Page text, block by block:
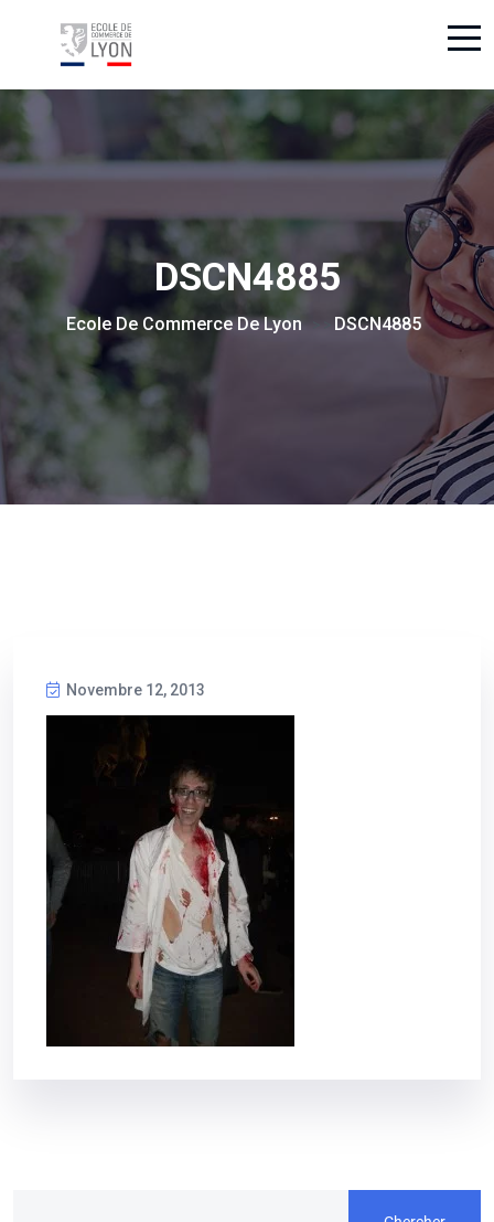
DSCN4885
Ecole De Commerce De Lyon DSCN4885
Novembre 12, 2013